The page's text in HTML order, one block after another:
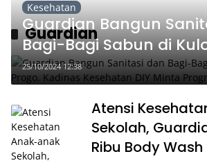
Guardian
Kesehatan
Guardian Bangun
Bagi-Bagi Sabun di
Kadinas Kesehatan
Program Dilanjutkan
25/10/2024 12:38
Atensi
Sekolah,
Ribu Body Wash